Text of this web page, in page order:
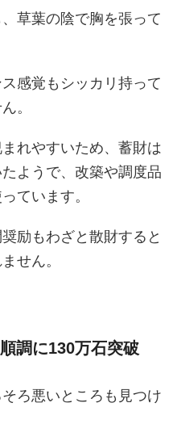
草葉の陰で胸を張って
感覚もシッカリ持って
。
れやすいため、蓄財は
ようで、改築や調度品
ています。
励もわざと散財すると
せん。
調に130万石突破
ろ悪いところも見つけ